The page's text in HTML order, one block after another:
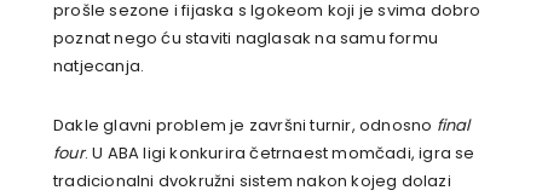
prošle sezone i fijaska s Igokeom koji je svima dobro
poznat nego ću staviti naglasak na samu formu
natjecanja.
Dakle glavni problem je završni turnir, odnosno final
four. U ABA ligi konkurira četrnaest momčadi, igra se
tradicionalni dvokružni sistem nakon kojeg dolazi